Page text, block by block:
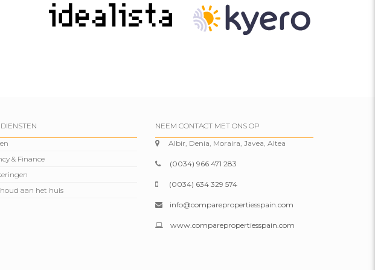
& Finance
aan het huis
NEEM CONTACT MET ONS OP
Albir, Denia, Moraira, Javea, Altea
(0034) 966 471 283
(0034) 634 329 574
info@comparepropertiesspain.com
www.comparepropertiesspain.com